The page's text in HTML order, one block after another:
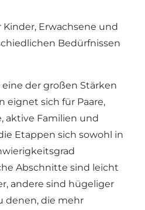
Erwachsene und
Bedürfnissen
der großen Stärken
eignet sich für Paare,
aktive Familien und
Etappen sich sowohl in
Abschnitte sind leicht
andere sind hügeliger
denen, die mehr